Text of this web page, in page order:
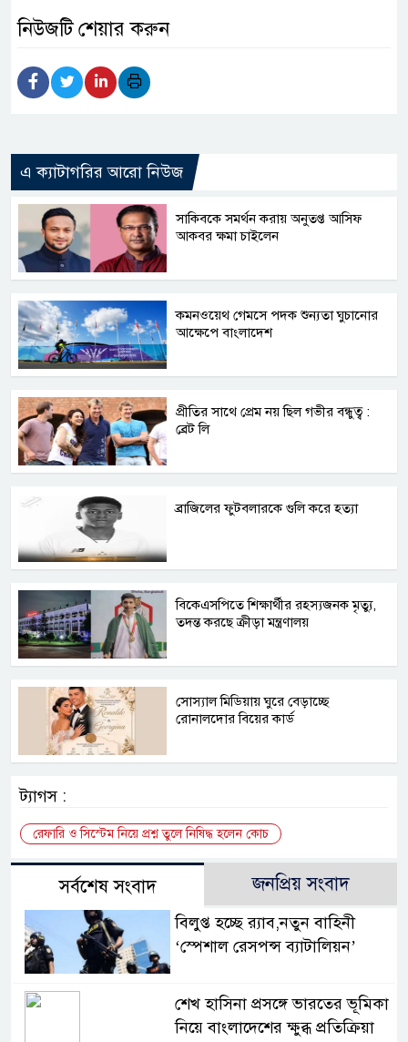
নিউজটি শেয়ার করুন
এ ক্যাটাগরির আরো নিউজ
সাকিবকে সমর্থন করায় অনুতপ্ত আসিফ
আকবর ক্ষমা চাইলেন
কমনওয়েথ গেমসে পদক শুন্যতা ঘুচানোর
আক্ষেপে বাংলাদেশ
প্রীতির সাথে প্রেম নয় ছিল গভীর বন্ধুত্ব :
ব্রেট লি
ব্রাজিলের ফুটবলারকে গুলি করে হত্যা
বিকেএসপিতে শিক্ষার্থীর রহস্যজনক মৃত্যু,
তদন্ত করছে ক্রীড়া মন্ত্রণালয়
সোস্যাল মিডিয়ায় ঘুরে বেড়াচ্ছে
রোনালদোর বিয়ের কার্ড
ট্যাগস :
রেফারি ও সিস্টেম নিয়ে প্রশ্ন তুলে নিষিদ্ধ হলেন কোচ
সর্বশেষ সংবাদ জনপ্রিয় সংবাদ
বিলুপ্ত হচ্ছে র‍্যাব,নতুন বাহিনী
‘স্পেশাল রেসপন্স ব্যাটালিয়ন’
শেখ হাসিনা প্রসঙ্গে ভারতের ভূমিকা
নিয়ে বাংলাদেশের ক্ষুব্ধ প্রতিক্রিয়া